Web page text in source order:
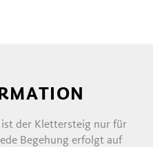
der Klettersteig nur für
Begehung erfolgt auf